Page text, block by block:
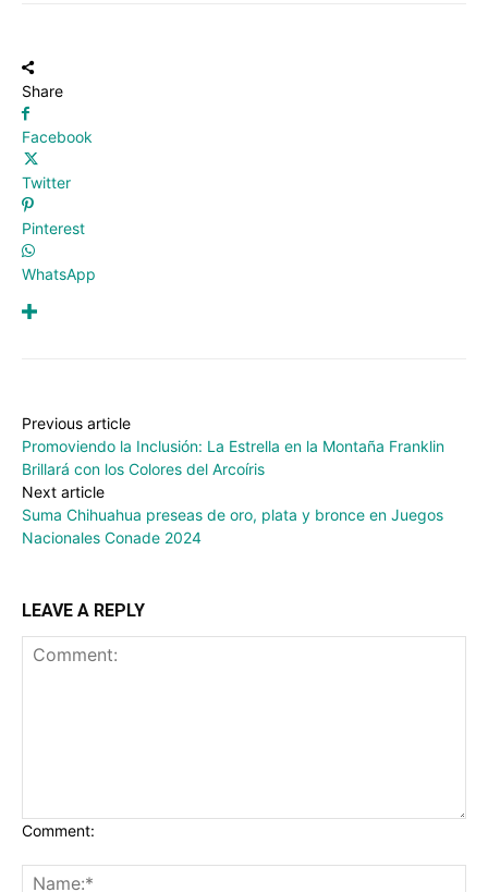
Share
Facebook
Twitter
Pinterest
WhatsApp
Previous article
Promoviendo la Inclusión: La Estrella en la Montaña Franklin
Brillará con los Colores del Arcoíris
Next article
Suma Chihuahua preseas de oro, plata y bronce en Juegos
Nacionales Conade 2024
LEAVE A REPLY
Comment: